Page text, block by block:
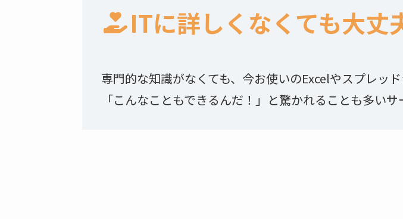
ITに詳しくなくても大丈
専門的な知識がなくても、今お使いのExcelやスプレッ
「こんなこともできるんだ！」と驚かれることも多いサ